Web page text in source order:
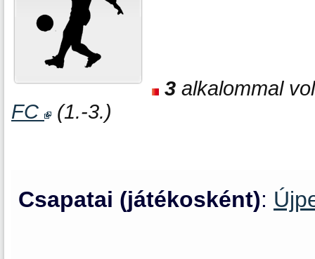
3 alkalommal
FC
(1.-3.)
Csapatai (játékosként):